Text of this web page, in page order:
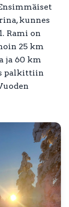
kunnes
Rami on
25 km
ja 60 km
palkittiin